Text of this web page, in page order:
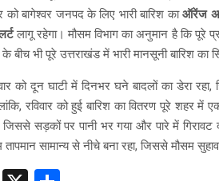
को बागेश्वर जनपद के लिए भारी बारिश काऑरेंज
लागू रहेगा। मौसम विभाग का अनुमान है कि
भी पूरे उत्तराखंड में भारी मानसूनी बारिश का
को दून घाटी में दिनभर घने बादलों का डेरा
रविवार को हुई बारिश का वितरण पूरे
जिससे सड़कों पर पानी भर गया और पारे में
सामान्य से नीचे बना रहा, जिससे मौसम